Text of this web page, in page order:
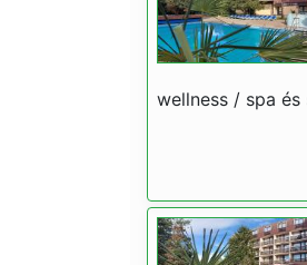
wellness / spa